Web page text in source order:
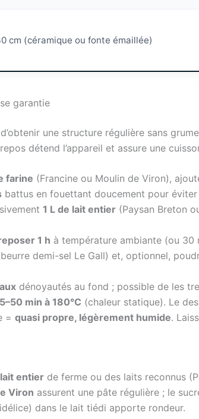
cm (céramique ou fonte émaillée)
garantie
une structure régulière sans
détend l’appareil et assure une
farine (Francine ou Moulin de Viron),
battus en fouettant doucement pour éviter
1 L de lait entier (Paysan Breton
1 h à température ambiante (ou 30
demi-sel Le Gall) et, optionnel,
dénoyautés au fond ; possible de les
min à 180°C (chaleur statique). Le
=quasi propre, légèrement humide.
lait entier de ferme ou des laits reconnus
Viron assurent une pâte régulière ; le
dans le lait tiédi apporte rondeur.